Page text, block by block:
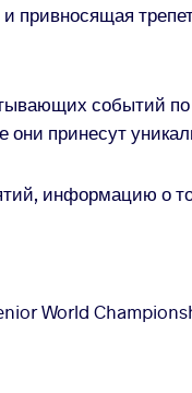
привносящая
событий
принесут
информацию о
World